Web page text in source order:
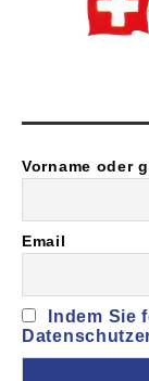
Vorname oder
Email
Indem Sie